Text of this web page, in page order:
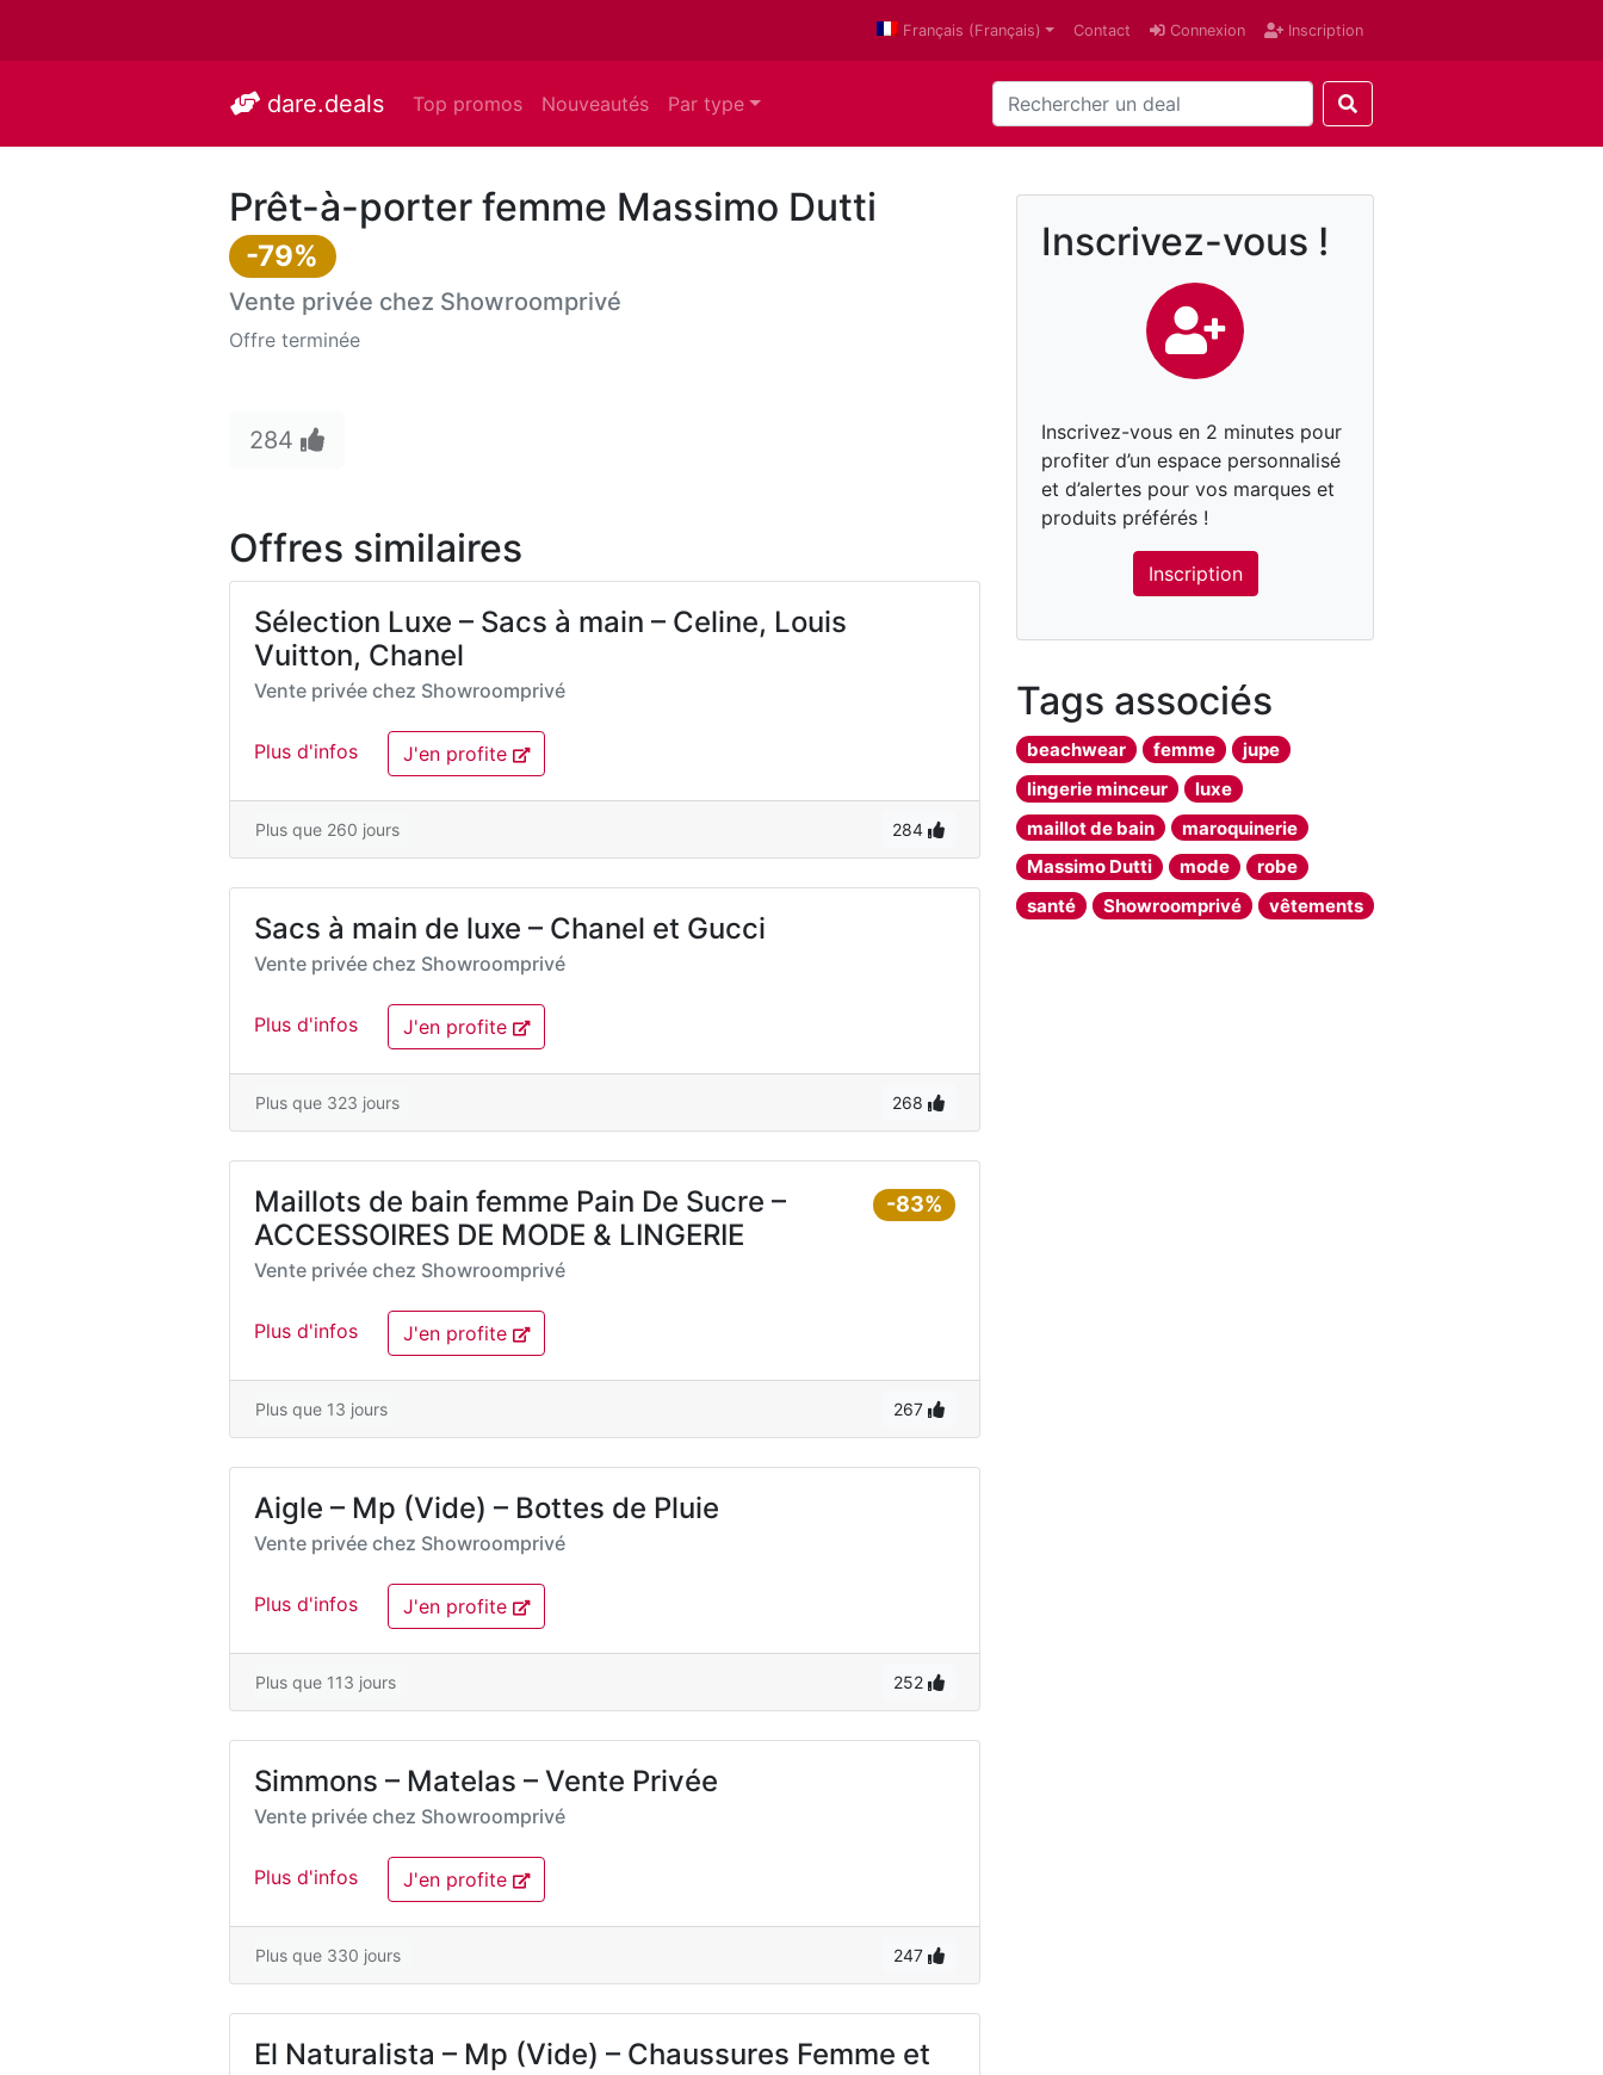
Français (Français) Contact Connexion Inscription
dare.deals Top promos Nouveautés Par type
Prêt-à-porter femme Massimo Dutti
-79%
Vente privée chez Showroomprivé
Offre terminée
284
Offres similaires
Sélection Luxe – Sacs à main – Celine, Louis
Vuitton, Chanel
Vente privée chez Showroomprivé
Plus d'infos J'en profite
Plus que 260 jours 284
Sacs à main de luxe – Chanel et Gucci
Vente privée chez Showroomprivé
Plus d'infos J'en profite
Plus que 323 jours 268
-83%
Maillots de bain femme Pain De Sucre –
ACCESSOIRES DE MODE & LINGERIE
Vente privée chez Showroomprivé
Plus d'infos J'en profite
Plus que 13 jours 267
Aigle – Mp (Vide) – Bottes de Pluie
Vente privée chez Showroomprivé
Plus d'infos J'en profite
Plus que 113 jours 252
Simmons – Matelas – Vente Privée
Vente privée chez Showroomprivé
Plus d'infos J'en profite
Plus que 330 jours 247
El Naturalista – Mp (Vide) – Chaussures Femme et
Inscrivez-vous !
Inscrivez-vous en 2 minutes pour
profiter d’un espace personnalisé
et d’alertes pour vos marques et
produits préférés !
Inscription
Tags associés
beachwear femme
jupe
lingerie minceur
luxe
maillot de bain
maroquinerie
Massimo Dutti
mode
robe
santé
Showroomprivé vêtements